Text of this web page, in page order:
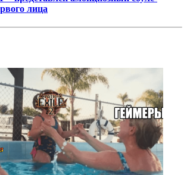
лица